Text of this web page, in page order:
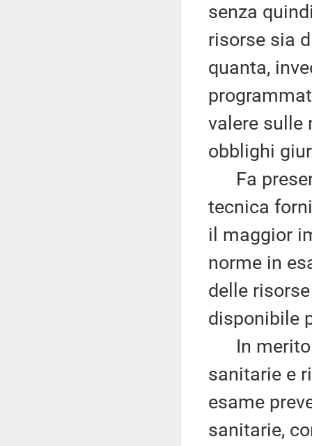
senza
risorse sia
quanta,
valere sulle
obblighi
Fa
tecnica
il maggior
norme in
delle
disponibile
In merito
sanitarie e
esame
sanitarie,